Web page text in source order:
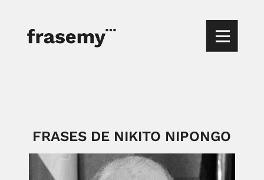
FRASES DE NIKITO NIPONGO